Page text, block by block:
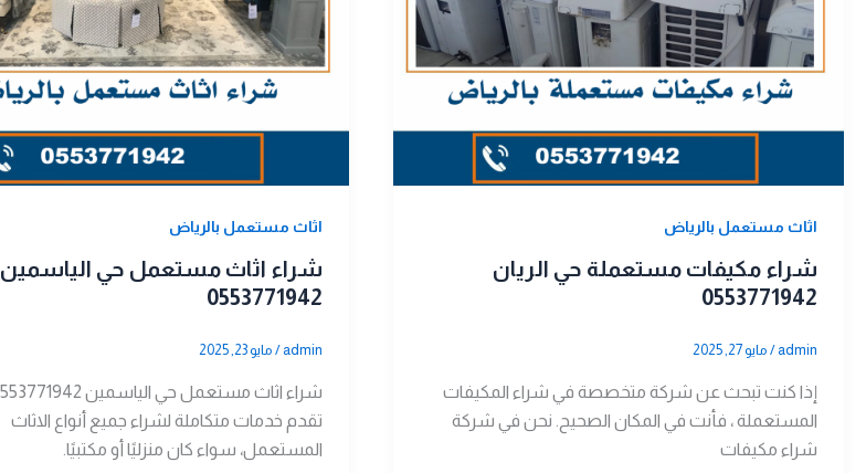
اثاث مستعمل بالرياض
شراء مكيفات مستعملة حي الريان
0553771942
admin
/ مايو 27, 2025
إذا كنت تبحث عن شركة متخصصة في شراء المكيفات
المستعملة ، فأنت في المكان الصحيح. نحن في شركة
شراء مكيفات
اثاث مستعمل بالرياض
شراء اثاث مستعمل حي الياسمين
0553771942
admin
/ مايو 23, 2025
تقدم خدمات متكاملة لشراء جميع أنواع الاثاث
المستعمل، سواء كان منزليًا أو مكتبيًا.